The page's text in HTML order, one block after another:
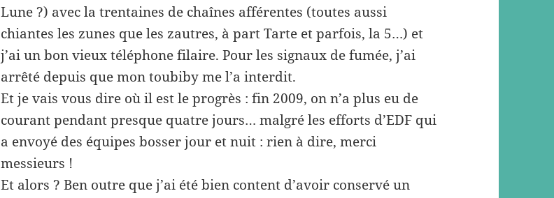
Lune ?) avec la trentaines de chaînes afférentes (toutes aussi
chiantes les zunes que les zautres, à part Tarte et parfois, la 5…) et
j’ai un bon vieux téléphone filaire. Pour les signaux de fumée, j’ai
arrêté depuis que mon toubiby me l’a interdit.
Et je vais vous dire où il est le progrès : fin 2009, on n’a plus eu de
courant pendant presque quatre jours… malgré les efforts d’EDF qui
a envoyé des équipes bosser jour et nuit : rien à dire, merci
messieurs !
Et alors ? Ben outre que j’ai été bien content d’avoir conservé un